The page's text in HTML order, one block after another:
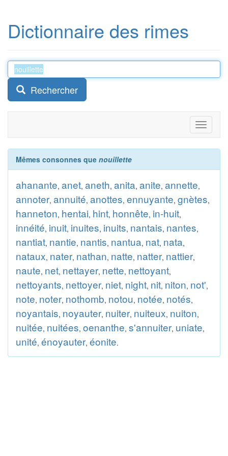
Dictionnaire des rimes
Rechercher
Toggle
Mêmes consonnes que nouillette
ahanante, anet, aneth, anita, anite, annette,
annoter, annuité, anottes, ennuyante, gnètes,
hanneton, hentai, hint, honnête, in-huit,
innéité, inuit, inuites, inuits, nantais, nantes,
nantiat, nantie, nantis, nantua, nat, nata,
nataux, nater, nathan, natte, natter, nattier,
naute, net, nettayer, nette, nettoyant,
nettoyants, nettoyer, niet, night, nit, niton, not',
note, noter, nothomb, notou, notée, notés,
noyantais, noyauter, nuiter, nuiteux, nuiton,
nuitée, nuitées, oenanthe, s'annuiter, uniate,
unité, énoyauter, éonite.